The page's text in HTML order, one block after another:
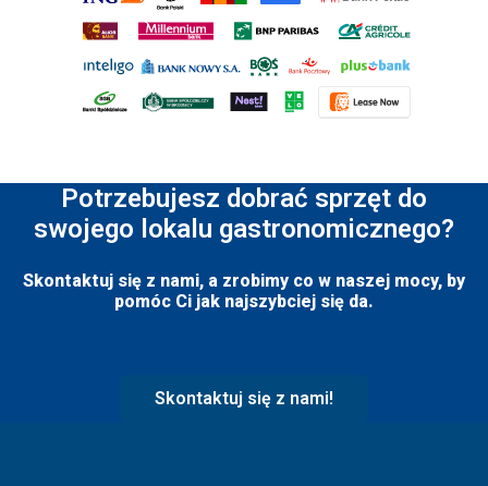
Potrzebujesz dobrać sprzęt do
swojego lokalu gastronomicznego?
Skontaktuj się z nami, a zrobimy co w naszej mocy, by
pomóc Ci jak najszybciej się da.
Skontaktuj się z nami!